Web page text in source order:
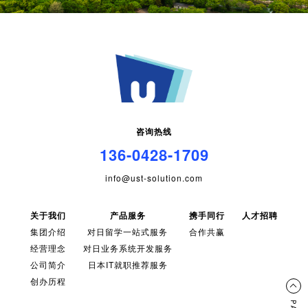
咨询热线
136-0428-1709
info@ust-solution.com
关于我们
集团介绍
经营理念
公司简介
创办历程
产品服务
对日留学一站式服务
对日业务系统开发服务
日本IT就职推荐服务
携手同行
合作共赢
人才招聘